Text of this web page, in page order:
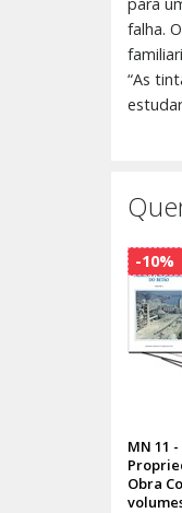
falha.
“As
MN 11
Obra
-10%